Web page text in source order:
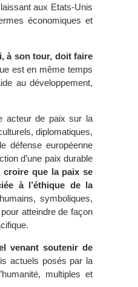
aux Etats-Unis
économiques et
à son tour, doit faire
est en même temps
au développement,
acteur de paix sur la
diplomatiques,
défense européenne
d’une paix durable
croire que la paix se
à l’éthique de la
symboliques,
atteindre de façon
venant soutenir de
actuels posés par la
multiples et